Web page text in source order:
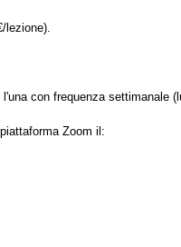
lezione).
con frequenza settimanale
Zoom il: